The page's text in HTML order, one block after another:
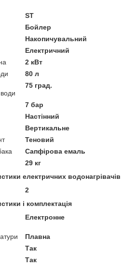
ST
Бойлер
Накопичувальний
Електричний
2 кВт
80 л
75 град.
7 бар
Настінний
Вертикальне
Теновий
Сапфірова емаль
29 кг
електричних водонагрівачів
2
і комплектація
Електронне
Плавна
Так
Так